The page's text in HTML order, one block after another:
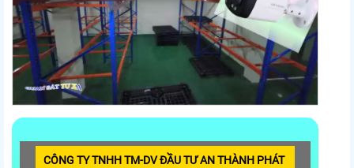
CÔNG TY TNHH TM-DV ĐẦU TƯ AN THÀNH PHÁT